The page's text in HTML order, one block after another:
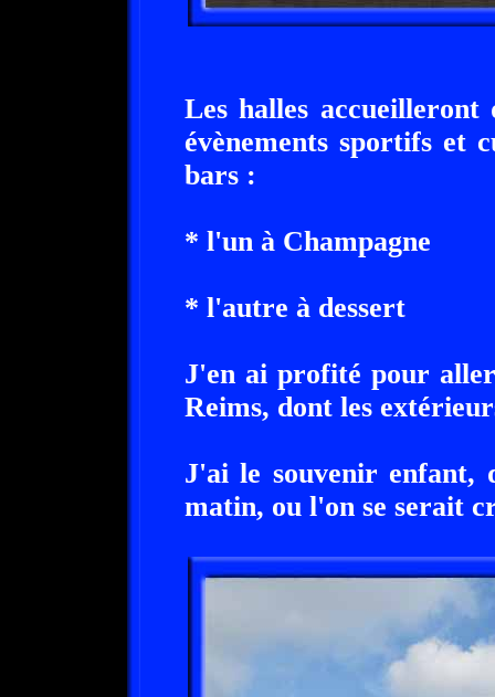
Les halles accueilleront
évènements sportifs et
bars :
* l'un à Champagne
* l'autre à dessert
J'en ai profité pour
Reims, dont les
J'ai le souvenir enfant,
matin, ou l'on se serait